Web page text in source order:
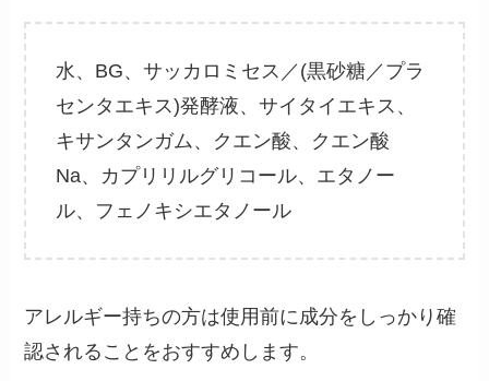
水、BG、サッカロミセス／(黒砂糖／プラ
センタエキス)発酵液、サイタイエキス、
キサンタンガム、クエン酸、クエン酸
Na、カプリリルグリコール、エタノー
ル、フェノキシエタノール
アレルギー持ちの方は使用前に成分をしっかり確
認されることをおすすめします。